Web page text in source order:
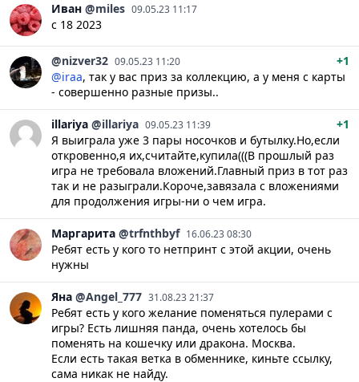
Иван @miles 09.05.23 11:17
с 18 2023
@nizver32 09.05.23 11:20
+1
@iraa, так у вас приз за коллекцию, а у меня с карты
- совершенно разные призы..
illariya @illariya 09.05.23 11:39
+1
Я выиграла уже 3 пары носочков и бутылку.Но,если
откровенно,я их,считайте,купила(((В прошлый раз
игра не требовала вложений.Главный приз в тот раз
так и не разыграли.Короче,завязала с вложениями
для продолжения игры-ни о чем игра.
Маргарита @trfnthbyf 16.06.23 08:30
Ребят есть у кого то нетпринт с этой акции, очень
нужны
Яна @Angel_777 31.08.23 21:37
Ребят есть у кого желание поменяться пулерами с
игры? Есть лишняя панда, очень хотелось бы
поменять на кошечку или дракона. Москва.
Если есть такая ветка в обменнике, киньте ссылку,
сама никак не найду.